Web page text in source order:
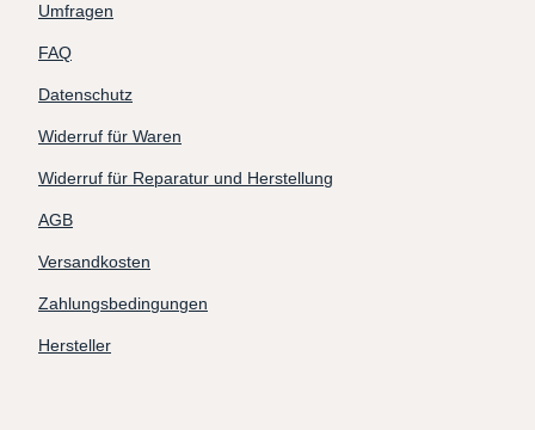
Umfragen
FAQ
Datenschutz
Widerruf für Waren
Widerruf für Reparatur und Herstellung
AGB
Versandkosten
Zahlungsbedingungen
Hersteller